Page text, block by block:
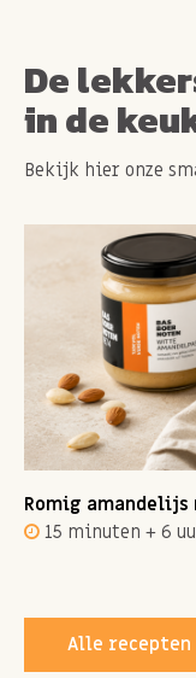
De
in de
Bekijk hier onze
Romig
15 minuten + 6
Alle recepten